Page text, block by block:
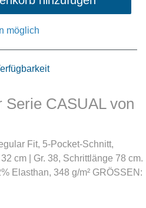
möglich
Serie CASUAL von
Fit, 5-Pocket-Schnitt,
cm | Gr. 38, Schrittlänge 78 cm.
Elasthan, 348 g/m² GRÖSSEN: